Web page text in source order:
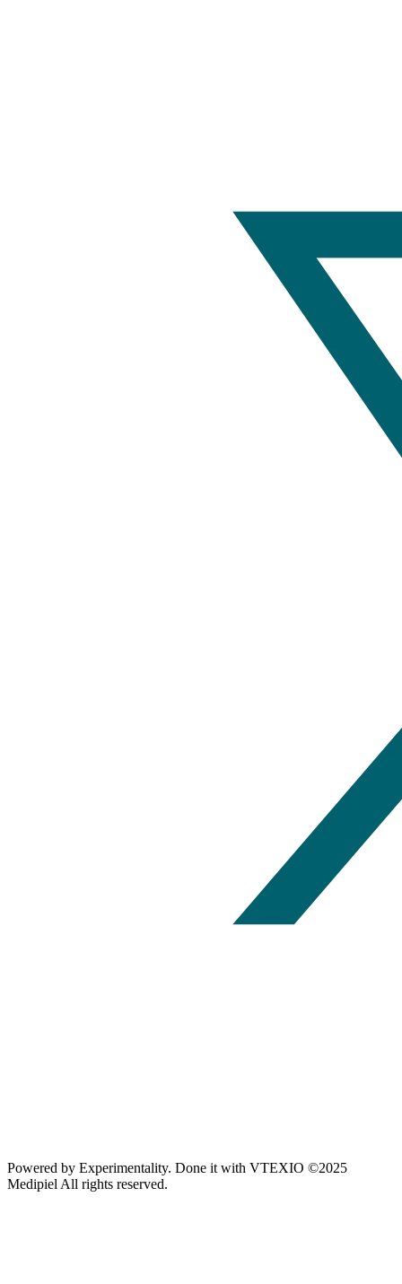
Powered by Experimentality. Done it with VTEXIO ©2025
Medipiel All rights reserved.